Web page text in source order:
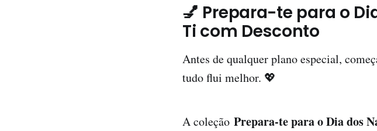
💅 Prepara-te para o
Ti com Desconto
Antes de qualquer plano especial,
tudo flui melhor. 💖
A coleção Prepara-te para o Dia dos